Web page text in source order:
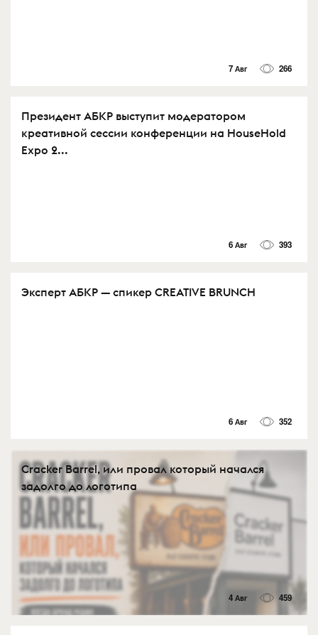
7 Авг 266
Президент АБКР выступит модератором
креативной сессии конференции на HouseHold
Expo 2...
6 Авг 393
Эксперт АБКР — спикер CREATIVE BRUNCH
6 Авг 352
Cracker Barrel, или провал который начался
задолго до логотипа
4 Авг 459